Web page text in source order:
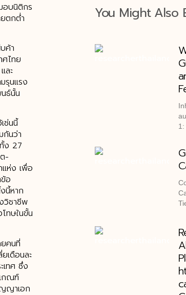
อบนิติกร
ตกต่ำ
ค้า
ศไทย
ละ
รุนแรง
ธ์นั้น
ช่นนี้
กันว่า
ง 27
-
ห่ง เพื่อ
อ
นี้หาก
วิชาชีพ
ทษในขั้น
คนที่
เดือนละ
เทศ ซึ่ง
กณฑ์
ญาเอก
You Might Also